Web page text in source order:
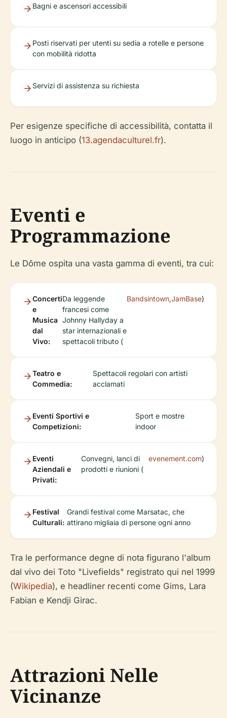
Bagni e ascensori accessibili
Posti riservati per utenti su sedia a rotelle e persone
con mobilità ridotta
Servizi di assistenza su richiesta
Per esigenze specifiche di accessibilità, contatta il
luogo in anticipo (13.agendaculturel.fr).
Eventi e
Programmazione
Le Dôme ospita una vasta gamma di eventi, tra cui:
Concerti
e
Musica
dal
Vivo:
Da leggende
francesi come
Johnny Hallyday a
star internazionali e
spettacoli tributo (
Bandsintown,JamBase)
Teatro e
Commedia:
Spettacoli regolari con artisti
acclamati
Eventi Sportivi e
Competizioni:
Sport e mostre
indoor
Eventi
Aziendali e
Privati:
Convegni, lanci di
prodotti e riunioni (
evenement.com)
Festival
Culturali:
Grandi festival come Marsatac, che
attirano migliaia di persone ogni anno
Tra le performance degne di nota figurano l'album
dal vivo dei Toto "Livefields" registrato qui nel 1999
(Wikipedia), e headliner recenti come Gims, Lara
Fabian e Kendji Girac.
Attrazioni Nelle
Vicinanze